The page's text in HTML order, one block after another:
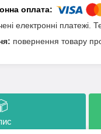
електронні
повернення товару